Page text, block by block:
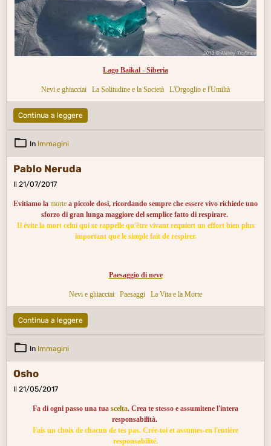
Lago Baikal - Siberia
Nevi e ghiacciai La Solitudine e la Società L'Orgoglio e l'Umiltà
Continua a leggere
In Immagini
Pablo Neruda
Il 21/07/2017
Evitiamo la morte a piccole dosi, ricordando sempre che essere vivo richiede uno
sforzo di gran lunga maggiore del semplice fatto di respirare.
Il évite la mort celui qui se rappelle qu'être vivant requiert un effort bien plus
important que le simple fait de respirer.
Paesaggio di neve
Nevi e ghiacciai Paesaggi La Vita e la Morte
Continua a leggere
In Immagini
Osho
Il 21/05/2017
Fa di ogni passo una tua scelta. Crea te stesso e assumitene l'intera
responsabilità.
Fais un choix de chacun de tes pas. Crée-toi et assumes-en l'entière
responsabilité.